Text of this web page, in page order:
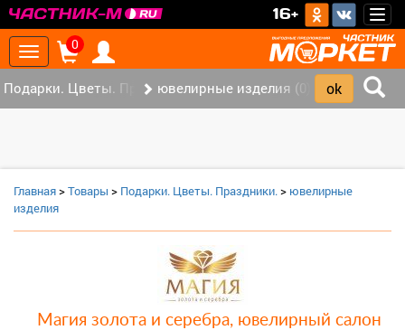
16+
Toggle
navigation
0
Подарки. Цветы. Праздники. (0)ювелирные изделия (0)
Главная>Товары > Подарки. Цветы. Праздники.> ювелирные
изделия
Магия золота и серебра, ювелирный салон